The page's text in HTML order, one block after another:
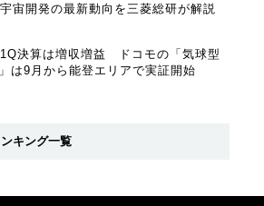
宙開発の最新動向を三菱総研が解説
決算は増収増益 ドコモの「気球型
は9月から能登エリアで実証開始
キング一覧